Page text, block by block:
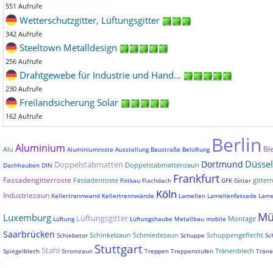
551 Aufrufe
Wetterschutzgitter, Lüftungsgitter
342 Aufrufe
Steeltown Metalldesign
256 Aufrufe
Drahtgewebe für Industrie und Hand…
230 Aufrufe
Freilandsicherung Solar
162 Aufrufe
Alu Aluminium Aluminiumroste Ausstellung Baustraße Belüftung Berlin
Dachhauben DIN Doppelstabmatten Doppelstabmattenzaun Dortmund
Fassadengitterroste Fassadenroste Fittkau Flachdach Frankfurt GFK Gitter
Industriezaun Kellertrennwand Kellertrennwände Köln Lamellen Lamellenfassade
Luxemburg Lüftung Lüftungsgitter Lüftungshaube Metallbau mobile Montage
Saarbrücken Schiebetor Schinkelzaun Schmiedezaun Schuppe Schuppengeflecht
Spiegelblech Stahl Stromzaun Stuttgart Treppen Treppenstufen Tränenblech